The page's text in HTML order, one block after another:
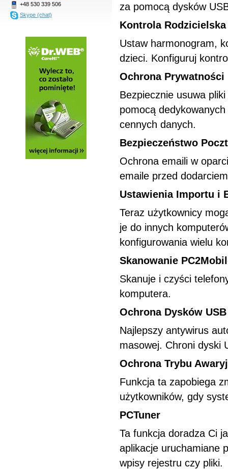
+48 530 339 506
Skype (chat)
za pomocą dysków
Kontrola Rodzicielska
Ustaw harmonogram,
dzieci. Konfiguruj
Ochrona Prywatności
Bezpiecznie usuwa
pomocą
cennych danych.
Bezpieczeństwo
Ochrona emaili w
emaile przed
Ustawienia Importu i
Teraz użytkownicy
je do innych
konfigurowania wielu
Skanowanie
Skanuje i czyści
komputera.
Ochrona Dysków USB
Najlepszy antywirus
masowej. Chroni dyski
Ochrona Trybu
Funkcja ta zapobiega
użytkowników, gdy
PCTuner
Ta funkcja doradza Ci
aplikacje uruchamiane
wpisy rejestru czy pliki.